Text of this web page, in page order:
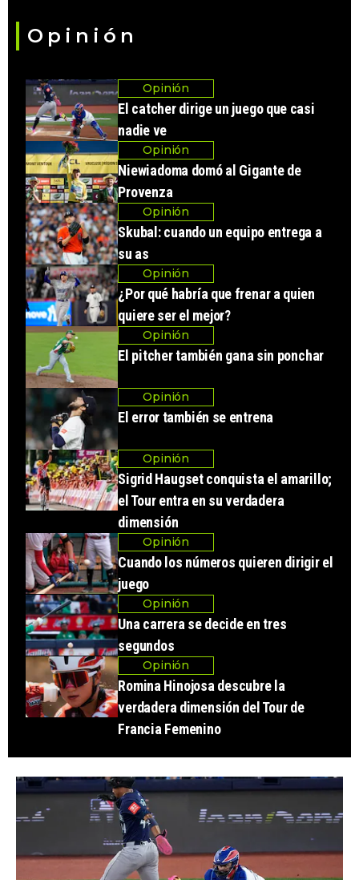
Opinión
Opinión
El catcher dirige un juego que casi
nadie ve
Opinión
Niewiadoma domó al Gigante de
Provenza
Opinión
Skubal: cuando un equipo entrega a
su as
Opinión
¿Por qué habría que frenar a quien
quiere ser el mejor?
Opinión
El pitcher también gana sin ponchar
Opinión
El error también se entrena
Opinión
Sigrid Haugset conquista el amarillo;
el Tour entra en su verdadera
dimensión
Opinión
Cuando los números quieren dirigir el
juego
Opinión
Una carrera se decide en tres
segundos
Opinión
Romina Hinojosa descubre la
verdadera dimensión del Tour de
Francia Femenino